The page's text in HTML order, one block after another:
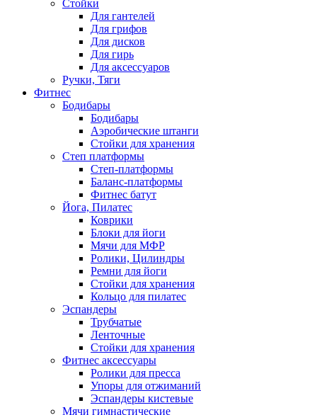
Стойки
Для гантелей
Для грифов
Для дисков
Для гирь
Для аксессуаров
Ручки, Тяги
Фитнес
Бодибары
Бодибары
Аэробические штанги
Стойки для хранения
Степ платформы
Степ-платформы
Баланс-платформы
Фитнес батут
Йога, Пилатес
Коврики
Блоки для йоги
Мячи для МФР
Ролики, Цилиндры
Ремни для йоги
Стойки для хранения
Кольцо для пилатес
Эспандеры
Трубчатые
Ленточные
Стойки для хранения
Фитнес аксессуары
Ролики для пресса
Упоры для отжиманий
Эспандеры кистевые
Мячи гимнастические